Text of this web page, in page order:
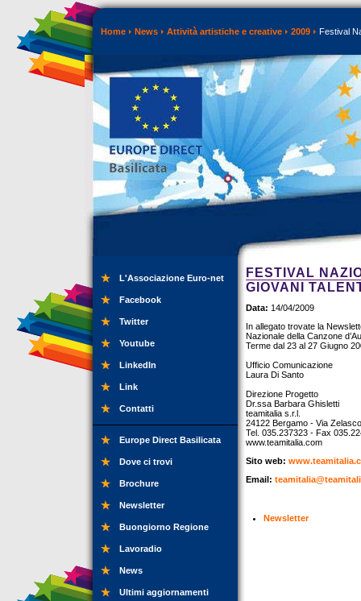
Home News Attività artistiche e creative 2009 Festival
L'Associazione Euro-net
Facebook
Twitter
Youtube
LinkedIn
Link
Contatti
Europe Direct Basilicata
Dove ci trovi
Brochure
Newsletter
Buongiorno Regione
Lavoradio
News
Ultimi aggiornamenti
FESTIVAL
GIOVANI
Data: 14/04/2009
In allegato trovate la
Nazionale della Canzone
Terme dal 23 al 27 Giugno
Ufficio Comunicazione
Laura Di Santo
Direzione Progetto
Dr.ssa Barbara Ghisletti
teamitalia s.r.l.
24122 Bergamo - Via
Tel. 035.237323 - Fax
www.teamitalia.com
Sito web:
Email:
Newsletter